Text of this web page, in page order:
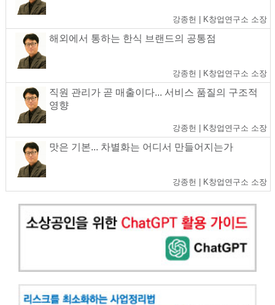
강종헌 | K창업연구소 소장
해외에서 통하는 한식 브랜드의 공통점
강종헌 | K창업연구소 소장
직원 관리가 곧 매출이다... 서비스 품질의 구조적
영향
강종헌 | K창업연구소 소장
맛은 기본... 차별화는 어디서 만들어지는가
강종헌 | K창업연구소 소장